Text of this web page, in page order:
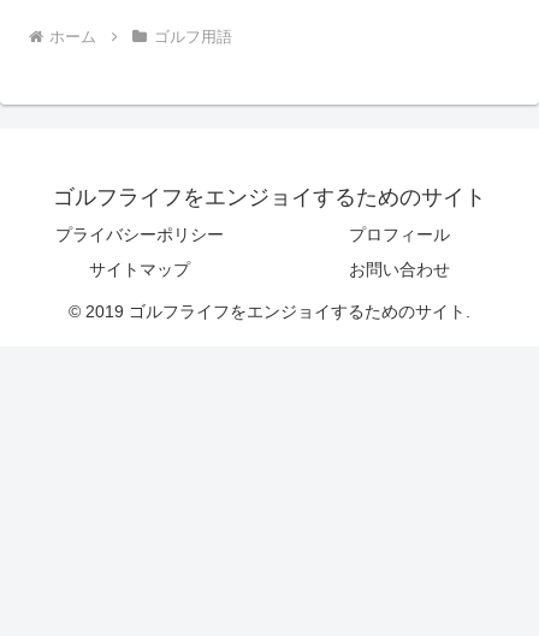
ホーム ゴルフ用語
ゴルフライフをエンジョイするためのサイト
プライバシーポリシー
プロフィール
サイトマップ
お問い合わせ
© 2019 ゴルフライフをエンジョイするためのサイト.